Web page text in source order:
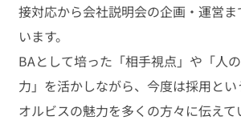
接対応から会社説明会の企画・運営ま
います。
BAとして培った「相手視点」や「人
力」を活かしながら、今度は採用とい
オルビスの魅力を多くの方々に伝え